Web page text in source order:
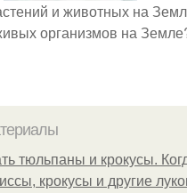
и животных на
организмов на
тюльпаны и крокусы.
крокусы и другие